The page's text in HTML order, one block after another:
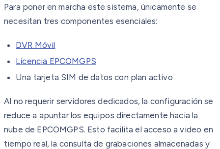
Para poner en marcha este sistema, únicamente se
necesitan tres componentes esenciales:
DVR Móvil
Licencia EPCOMGPS
Una tarjeta SIM de datos con plan activo
Al no requerir servidores dedicados, la configuración se
reduce a apuntar los equipos directamente hacia la
nube de EPCOMGPS. Esto facilita el acceso a video en
tiempo real, la consulta de grabaciones almacenadas y